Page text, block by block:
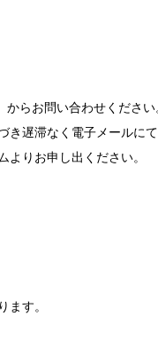
からお問い合わせください
遅滞なく電子メールに
りお申し出ください。
ます。